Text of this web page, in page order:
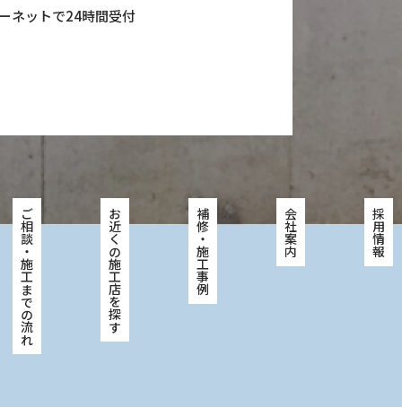
ネットで24時間受付
ご相談・施工までの流れ お近くの施工店を探す 補修・施工事例 会社案内 採用情報